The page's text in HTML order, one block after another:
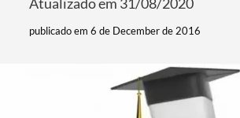
publicado em 6 de December de 2016